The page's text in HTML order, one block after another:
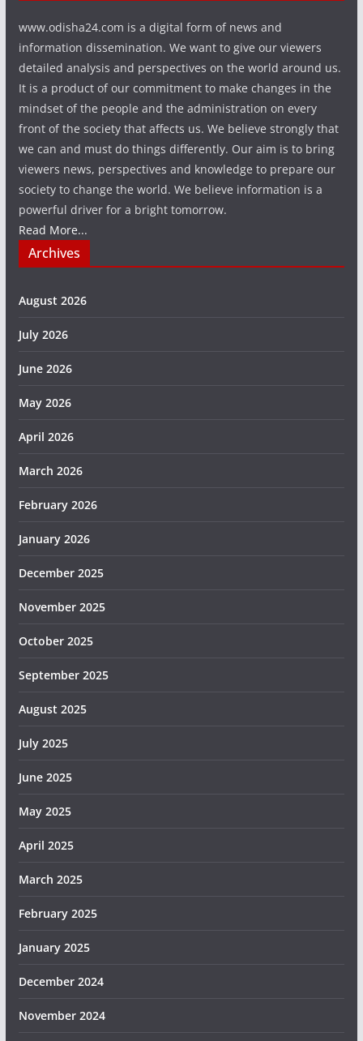
www.odisha24.com is a digital form of news and
information dissemination. We want to give our viewers
detailed analysis and perspectives on the world around us.
It is a product of our commitment to make changes in the
mindset of the people and the administration on every
front of the society that affects us. We believe strongly that
we can and must do things differently. Our aim is to bring
viewers news, perspectives and knowledge to prepare our
society to change the world. We believe information is a
powerful driver for a bright tomorrow.
Read More...
Archives
August 2026
July 2026
June 2026
May 2026
April 2026
March 2026
February 2026
January 2026
December 2025
November 2025
October 2025
September 2025
August 2025
July 2025
June 2025
May 2025
April 2025
March 2025
February 2025
January 2025
December 2024
November 2024